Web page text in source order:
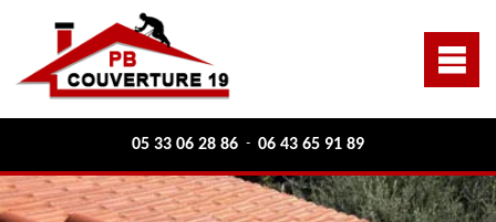
05 33 06 28 86 - 06 43 65 91 89